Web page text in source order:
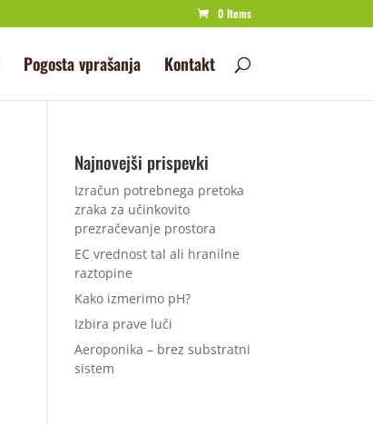
0 Items
Pogosta vprašanja Kontakt
Najnovejši prispevki
Izračun potrebnega pretoka
zraka za učinkovito
prezračevanje prostora
EC vrednost tal ali hranilne
raztopine
Kako izmerimo pH?
Izbira prave luči
Aeroponika – brez substratni
sistem